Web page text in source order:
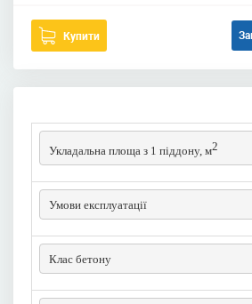
Купити
Укладальна площа з 1 піддону, м2
Умови експлуатації
Клас бетону